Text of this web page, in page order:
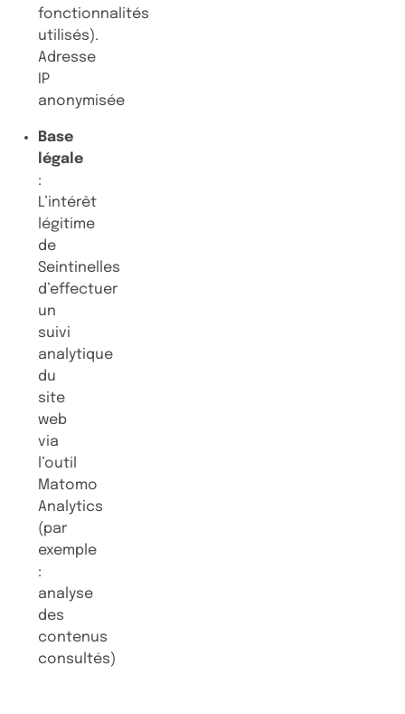
fonctionnalités
utilisés).
Adresse
IP
anonymisée
Base
légale
:
L’intérêt
légitime
de
Seintinelles
d’effectuer
un
suivi
analytique
du
site
web
via
l’outil
Matomo
Analytics
(par
exemple
:
analyse
des
contenus
consultés)